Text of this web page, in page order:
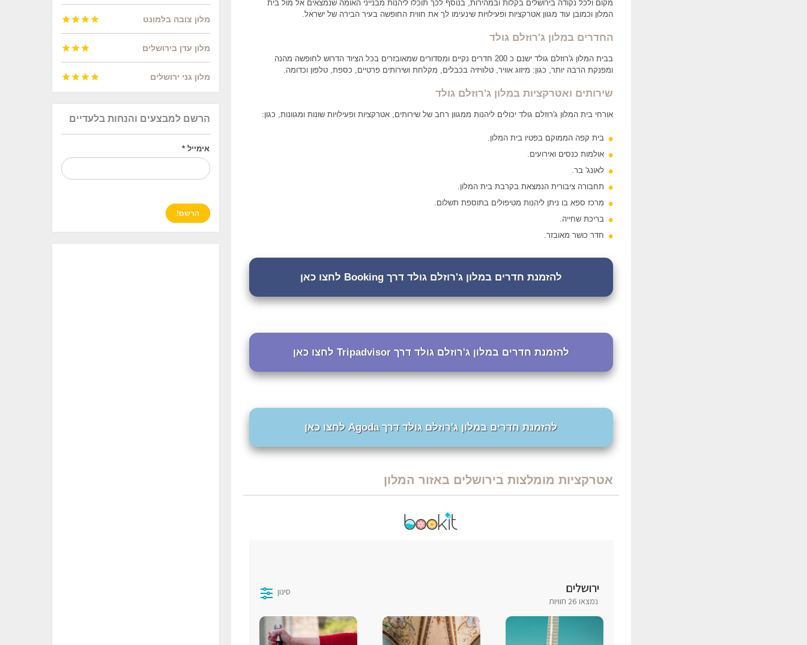
מקום ולכל נקודה בירושלים בקלות ובמהירות, בנוסף לכך תוכלו ליהנות מבנייני האומה שנמצאים אל מול בית
המלון וכמובן עוד מגוון אטרקציות ופעילויות שינעימו לך את חווית החופשה בעיר הבירה של ישראל.
החדרים במלון ג'רוזלם גולד
בבית המלון ג'רוזלם גולד ישנם כ 200 חדרים נקיים ומסדורים שמאובזרים בכל הציוד הדרוש לחופשה מהנה
ומפנקת הרבה יותר, כגון: מיזוג אוויר, טלוויזיה בכבלים, מקלחת ושירותים פרטיים, כספת, טלפון וכדומה.
שירותים ואטרקציות במלון ג'רוזלם גולד
אורחי בית המלון ג'רוזלם גולד יכולים ליהנות ממגוון רחב של שירותים, אטרקציות ופעילויות שונות ומגוונות, כגון:
בית קפה הממוקם בפטיו בית המלון.
אולמות כנסים ואירועים.
לאונג' בר.
תחבורה ציבורית הנמצאת בקרבת בית המלון.
מרכז ספא בו ניתן ליהנות מטיפולים בתוספת תשלום.
בריכת שחייה.
חדר כושר מאובזר.
להזמנת חדרים במלון ג'רוזלם גולד דרך Booking לחצו כאן
להזמנת חדרים במלון ג'רוזלם גולד דרך Tripadvisor לחצו כאן
להזמנת חדרים במלון ג'רוזלם גולד דרך Agoda לחצו כאן
אטרקציות מומלצות בירושלים באזור המלון
הרשם למבצעים והנחות בלעדיים
אימייל*
מלון צובה בלמונט 



מלון עדן בירושלים 


מלון גני ירושלים 


